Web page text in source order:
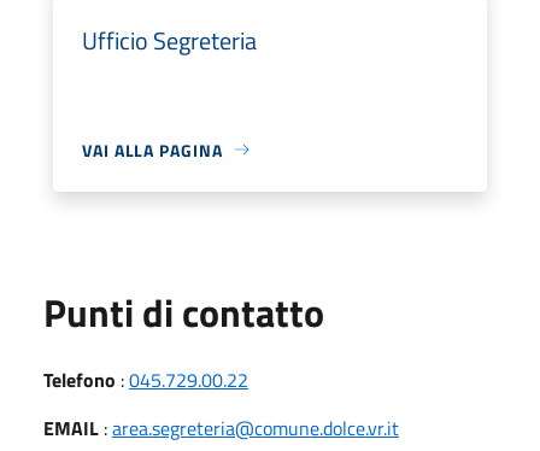
Ufficio Segreteria
VAI ALLA PAGINA
Punti di contatto
Telefono :045.729.00.22
EMAIL :area.segreteria@comune.dolce.vr.it